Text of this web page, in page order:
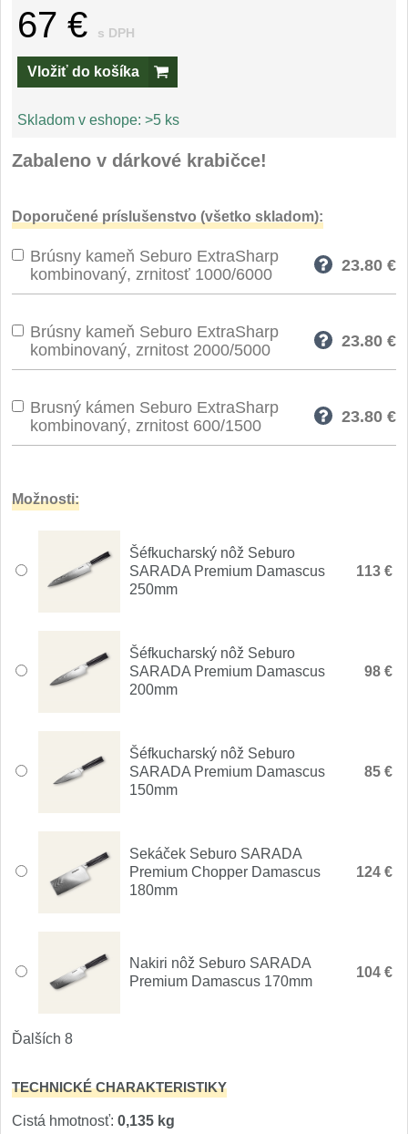
Nože s pevnou čepeľou
Taktické 8
Záchranárske
Ostrenie nožov
Ostřiče nožů 7
Brusné kameny
Doplňky a díly
Nože Seburo SARADA
Nože Seburo SUBAJA 92
Nože Seburo HOKORI
Nože Seburo HOGANI
Nože Seburo WEST
Nože Tojiro Shippu 2
Nože Samura
Nože Samura Bamboo 1
Brúsky na nože
Doplnky a diely 4
67 € s DPH
Vložiť do košíka
Skladom v eshope: >5 ks
Zabaleno v dárkové krabičce!
Doporučené príslušenstvo (všetko skladom):
Brúsny kameň Seburo ExtraSharp
kombinovaný, zrnitosť 1000/6000
23.80 €
Brúsny kameň Seburo ExtraSharp
kombinovaný, zrnitost 2000/5000
23.80 €
Brusný kámen Seburo ExtraSharp
kombinovaný, zrnitost 600/1500
23.80 €
Možnosti:
Šéfkucharský nôž Seburo
SARADA Premium Damascus
250mm
113 €
Šéfkucharský nôž Seburo
SARADA Premium Damascus
200mm
98 €
Šéfkucharský nôž Seburo
SARADA Premium Damascus
150mm
85 €
Sekáček Seburo SARADA
Premium Chopper Damascus
180mm
124 €
Nakiri nôž Seburo SARADA
Premium Damascus 170mm
104 €
Ďalších 8
TECHNICKÉ CHARAKTERISTIKY
Cistá hmotnosť: 0,135 kg